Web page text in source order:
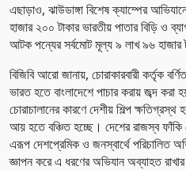
এছাড়াও, ঝাউডাঙ্গা বিশেষ ক্যাম্পের
হাজার ২০০ টাকার ভারতীয় পাতার বিড়ি ও
আটক পন্যের সর্বমোট মূল্য ৯ লাখ ৯৬ হাজার
বিজিবি আরো জানায়, চোরাকারবারী কর্তৃক
ভারত হতে বাংলাদেশে পাচার করায় জব্দ
চোরাচালানের কারণে দেশীয় শিল্প
আয় হতে বঞ্চিত হচ্ছে। দেশের রাজস্ব ফাঁকি
এরূপ দেশপ্রেমিক ও জনস্বার্থে পরিচালিত
জ্ঞাপন করে এ ধরণের অভিযান অব্যাহত